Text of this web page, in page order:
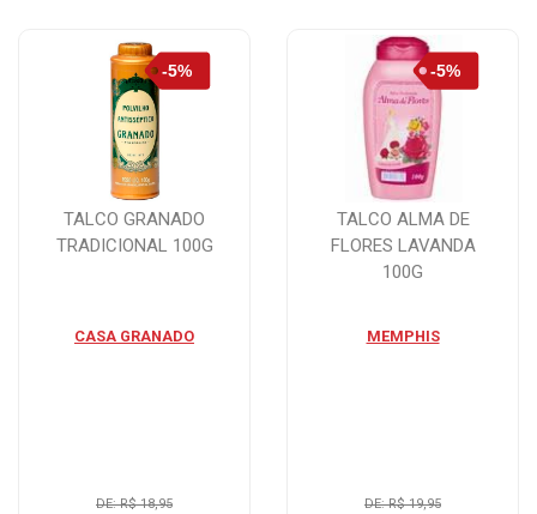
TALCO GRANADO
TRADICIONAL 100G
CASA GRANADO
DE: R$ 18,95
TALCO ALMA DE
FLORES LAVANDA
100G
MEMPHIS
DE: R$ 19,95